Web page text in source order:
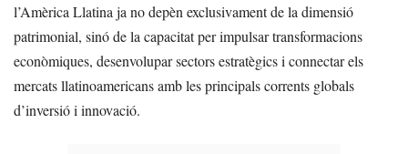
l’Amèrica Llatina ja no depèn exclusivament de la dimensió
patrimonial, sinó de la capacitat per impulsar transformacions
econòmiques, desenvolupar sectors estratègics i connectar els
mercats llatinoamericans amb les principals corrents globals
d’inversió i innovació.